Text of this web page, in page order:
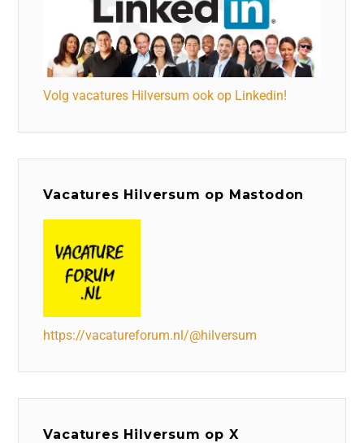
Volg vacatures Hilversum ook op Linkedin!
Vacatures Hilversum op Mastodon
https://vacatureforum.nl/@hilversum
Vacatures Hilversum op X